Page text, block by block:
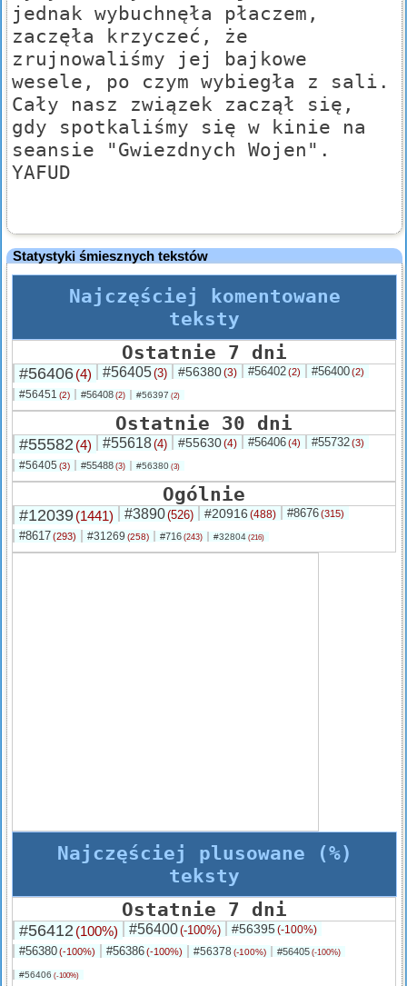
jednak wybuchnęła płaczem,
zaczęła krzyczeć, że
zrujnowaliśmy jej bajkowe
wesele, po czym wybiegła z sali.
Cały nasz związek zaczął się,
gdy spotkaliśmy się w kinie na
seansie "Gwiezdnych Wojen".
YAFUD
Statystyki śmiesznych tekstów
Najczęściej komentowane
teksty
Ostatnie 7 dni
#56406(4) #56405(3) #56380(3) #56402(2) #56400(2)
#56451 (2) #56408 (2) #56397 (2)
Ostatnie 30 dni
#55582 (4) #55618(4) #55630(4) #56406(4) #55732(3)
#56405 (3) #55488 (3) #56380 (3)
Ogólnie
#12039(1441) #3890(526) #20916 (488) #8676(315)
#8617(293) #31269 (258) #716 (243) #32804 (216)
Najczęściej plusowane (%)
teksty
Ostatnie 7 dni
#56412 (100%) #56400(-100%) #56395(-100%)
#56380(-100%) #56386(-100%) #56378 (-100%) #56405 (-100%)
#56406 (-100%)